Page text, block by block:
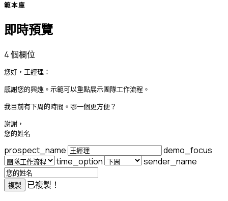
範本庫
即時預覽
4 個欄位
您好，王經理：
感謝您的興趣。示範可以重點展示團隊工作流程。
我目前有下周的時間。哪一個更方便？
謝謝，
您的姓名
prospect_name
demo_focus
time_option
sender_name
複製 已複製！